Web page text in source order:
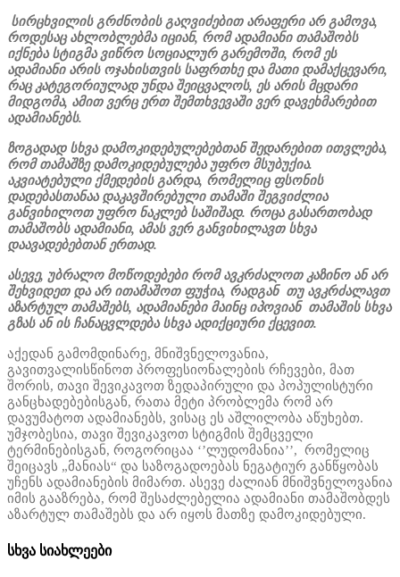
სირცხვილის გრძნობის გაღვიძებით არაფერი არ გამოვა,
როდესაც ახლობლებმა იციან, რომ ადამიანი თამაშობს
იქნება სტიგმა ვიწრო სოციალურ გარემოში, რომ ეს
ადამიანი არის ოჯახისთვის საფრთხე და მათი დამაქცევარი,
რაც კატეგორიულად უნდა შეიცვალოს, ეს არის მცდარი
მიდგომა, ამით ვერც ერთ შემთხვევაში ვერ დავეხმარებით
ადამიანებს.
ზოგადად სხვა დამოკიდებულებებთან შედარებით ითვლება,
რომ თამაშზე დამოკიდებულება უფრო მსუბუქია.
აკვიატებული ქმედების გარდა, რომელიც ფსონის
დადებასთანაა დაკავშირებული თამაში შეგვიძლია
განვიხილოთ უფრო ნაკლებ საშიშად. როცა გასართობად
თამაშობს ადამიანი, ამას ვერ განვიხილავთ სხვა
დაავადებებთან ერთად.
ასევე, უბრალო მოწოდებები რომ ავკრძალოთ კაზინო ან არ
შეხვიდეთ და არ ითამაშოთ ფუჭია, რადგან თუ ავკრძალავთ
აზარტულ თამაშებს, ადამიანები მაინც იპოვიან თამაშის სხვა
გზას ან ის ჩანაცვლდება სხვა ადიქციური ქცევით.
აქედან გამომდინარე, მნიშვნელოვანია,
გავითვალისწინოთ პროფესიონალების რჩევები, მათ
შორის, თავი შევიკავოთ ზედაპირული და პოპულისტური
განცხადებებისგან, რათა მეტი პრობლემა რომ არ
დავუმატოთ ადამიანებს, ვისაც ეს აშლილობა აწუხებთ.
უმჯობესია, თავი შევიკავოთ სტიგმის შემცველი
ტერმინებისგან, როგორიცაა ‘’ლუდომანია’’, რომელიც
შეიცავს „მანიას“ და საზოგადოებას ნეგატიურ განწყობას
უჩენს ადამიანების მიმართ. ასევე ძალიან მნიშვნელოვანია
იმის გააზრება, რომ შესაძლებელია ადამიანი თამაშობდეს
აზარტულ თამაშებს და არ იყოს მათზე დამოკიდებული.
სხვა სიახლეები